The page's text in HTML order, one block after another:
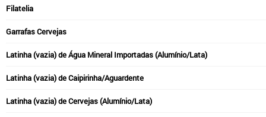
Filatelia
Garrafas Cervejas
Latinha (vazia) de Água Mineral Importadas (Alumínio/Lata)
Latinha (vazia) de Caipirinha/Aguardente
Latinha (vazia) de Cervejas (Alumínio/Lata)